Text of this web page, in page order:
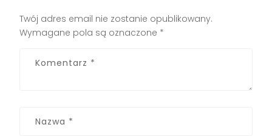
Twój adres email nie zostanie opublikowany.
Wymagane pola są oznaczone *